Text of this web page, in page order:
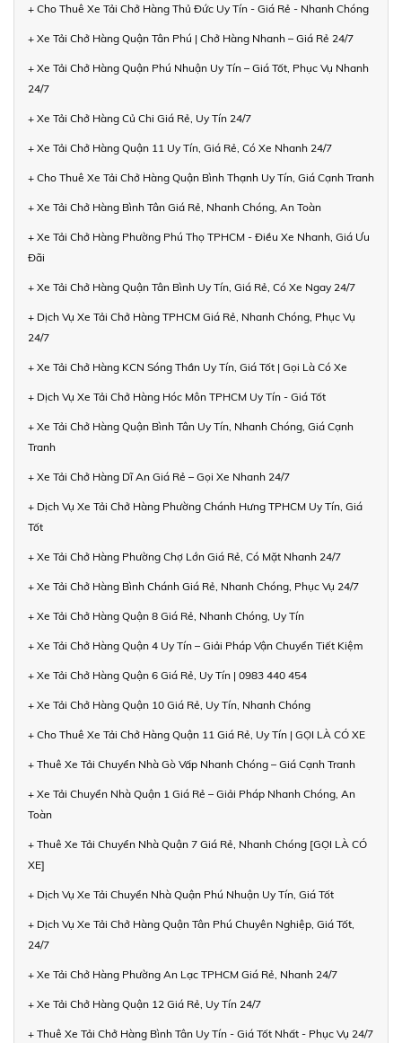
+ Cho Thuê Xe Tải Chở Hàng Thủ Đức Uy Tín - Giá Rẻ - Nhanh Chóng
+ Xe Tải Chở Hàng Quận Tân Phú | Chở Hàng Nhanh – Giá Rẻ 24/7
+ Xe Tải Chở Hàng Quận Phú Nhuận Uy Tín – Giá Tốt, Phục Vụ Nhanh
24/7
+ Xe Tải Chở Hàng Củ Chi Giá Rẻ, Uy Tín 24/7
+ Xe Tải Chở Hàng Quận 11 Uy Tín, Giá Rẻ, Có Xe Nhanh 24/7
+ Cho Thuê Xe Tải Chở Hàng Quận Bình Thạnh Uy Tín, Giá Cạnh Tranh
+ Xe Tải Chở Hàng Bình Tân Giá Rẻ, Nhanh Chóng, An Toàn
+ Xe Tải Chở Hàng Phường Phú Thọ TPHCM - Điều Xe Nhanh, Giá Ưu
Đãi
+ Xe Tải Chở Hàng Quận Tân Bình Uy Tín, Giá Rẻ, Có Xe Ngay 24/7
+ Dịch Vụ Xe Tải Chở Hàng TPHCM Giá Rẻ, Nhanh Chóng, Phục Vụ
24/7
+ Xe Tải Chở Hàng KCN Sóng Thần Uy Tín, Giá Tốt | Gọi Là Có Xe
+ Dịch Vụ Xe Tải Chở Hàng Hóc Môn TPHCM Uy Tín - Giá Tốt
+ Xe Tải Chở Hàng Quận Bình Tân Uy Tín, Nhanh Chóng, Giá Cạnh
Tranh
+ Xe Tải Chở Hàng Dĩ An Giá Rẻ – Gọi Xe Nhanh 24/7
+ Dịch Vụ Xe Tải Chở Hàng Phường Chánh Hưng TPHCM Uy Tín, Giá
Tốt
+ Xe Tải Chở Hàng Phường Chợ Lớn Giá Rẻ, Có Mặt Nhanh 24/7
+ Xe Tải Chở Hàng Bình Chánh Giá Rẻ, Nhanh Chóng, Phục Vụ 24/7
+ Xe Tải Chở Hàng Quận 8 Giá Rẻ, Nhanh Chóng, Uy Tín
+ Xe Tải Chở Hàng Quận 4 Uy Tín – Giải Pháp Vận Chuyển Tiết Kiệm
+ Xe Tải Chở Hàng Quận 6 Giá Rẻ, Uy Tín | 0983 440 454
+ Xe Tải Chở Hàng Quận 10 Giá Rẻ, Uy Tín, Nhanh Chóng
+ Cho Thuê Xe Tải Chở Hàng Quận 11 Giá Rẻ, Uy Tín | GỌI LÀ CÓ XE
+ Thuê Xe Tải Chuyển Nhà Gò Vấp Nhanh Chóng – Giá Cạnh Tranh
+ Xe Tải Chuyển Nhà Quận 1 Giá Rẻ – Giải Pháp Nhanh Chóng, An
Toàn
+ Thuê Xe Tải Chuyển Nhà Quận 7 Giá Rẻ, Nhanh Chóng [GỌI LÀ CÓ
XE]
+ Dịch Vụ Xe Tải Chuyển Nhà Quận Phú Nhuận Uy Tín, Giá Tốt
+ Dịch Vụ Xe Tải Chở Hàng Quận Tân Phú Chuyên Nghiệp, Giá Tốt,
24/7
+ Xe Tải Chở Hàng Phường An Lạc TPHCM Giá Rẻ, Nhanh 24/7
+ Xe Tải Chở Hàng Quận 12 Giá Rẻ, Uy Tín 24/7
+ Thuê Xe Tải Chở Hàng Bình Tân Uy Tín - Giá Tốt Nhất - Phục Vụ 24/7